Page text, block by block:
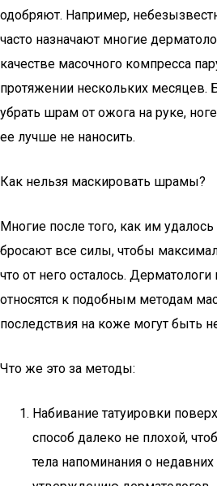
одобряют. Например,
часто назначают многие
качестве масочного компресса
протяжении нескольких месяцев.
убрать шрам от ожога на руке,
ее лучше не наносить.
Как нельзя маскировать шрамы?
Многие после того, как им
бросают все силы, чтобы
что от него осталось.
относятся к подобным методам
последствия на коже могут быть
Что же это за методы:
Набивание татуировки
способ далеко не плохой,
тела напоминания о